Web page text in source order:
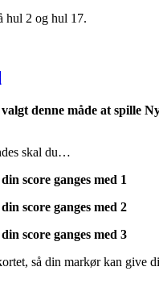
hul 2 og hul 17.
denne måde at spille
skal du…
score ganges med 1
score ganges med 2
score ganges med 3
så din markør kan give